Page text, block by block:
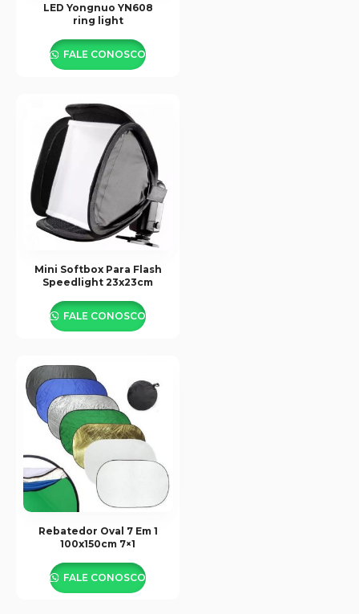
LED Yongnuo YN608
ring light
FALE CONOSCO
Mini Softbox Para Flash
Speedlight 23x23cm
FALE CONOSCO
Rebatedor Oval 7 Em 1
100x150cm 7×1
FALE CONOSCO